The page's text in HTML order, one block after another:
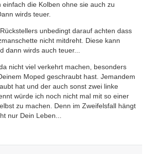
die Kolben ohne sie auch zu
wirds teuer.
unbedingt darauf achten dass
nicht mitdreht. Diese kann
dann wirds auch teuer...
nicht viel verkehrt machen, besonders
Moped geschraubt hast. Jemandem
hat und der auch sonst zwei linke
würde ich noch nicht mal mit so einer
zu machen. Denn im Zweifelsfall hängt
nur Dein Leben...